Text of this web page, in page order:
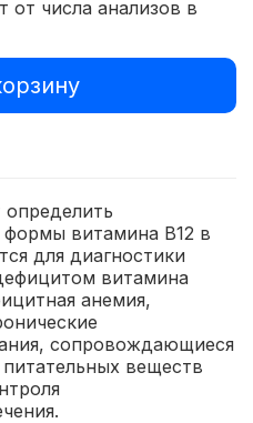
от числа анализов в
определить
витамина B12 в
для диагностики
витамина
анемия,
сопровождающиеся
веществ